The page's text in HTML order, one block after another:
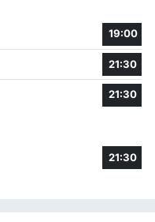
19:00
21:30
21:30
21:30